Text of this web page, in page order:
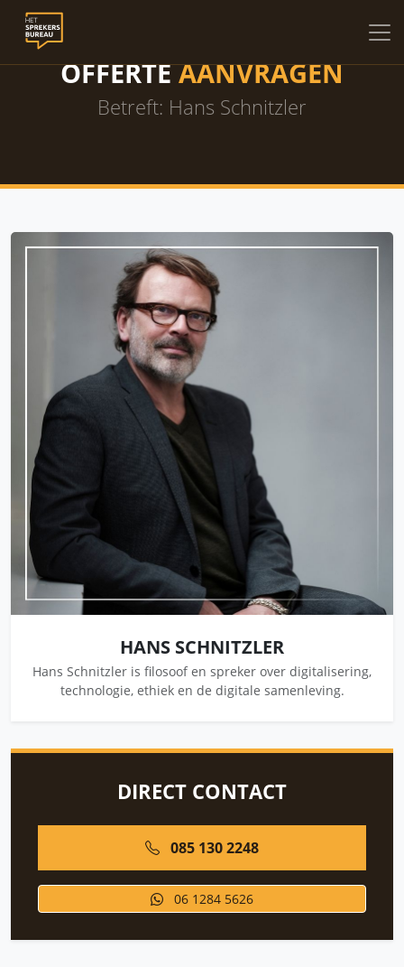
OFFERTEAANVRAGEN
Betreft: Hans Schnitzler
HANS SCHNITZLER
Hans Schnitzler is filosoof en spreker over digitalisering,
technologie, ethiek en de digitale samenleving.
DIRECT CONTACT
085 130 2248
06 1284 5626